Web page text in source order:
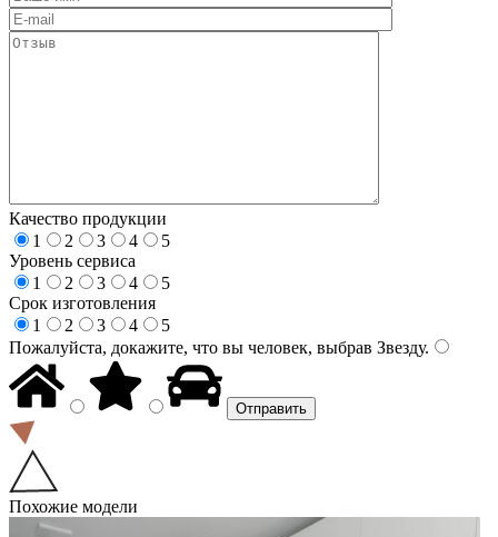
Качество продукции
1
2 3 4
5
Уровень сервиса
1
2 3 4
5
Срок изготовления
1
2 3 4
5
Пожалуйста, докажите, что вы человек, выбрав Звезду.
Похожие модели